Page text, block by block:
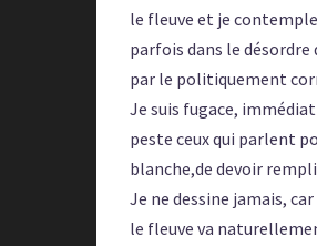
le fleuve et je
parfois dans le désordre
par le politiquement
Je suis fugace,
peste ceux qui parlent
blanche,de devoir
Je ne dessine jamais,
le fleuve va